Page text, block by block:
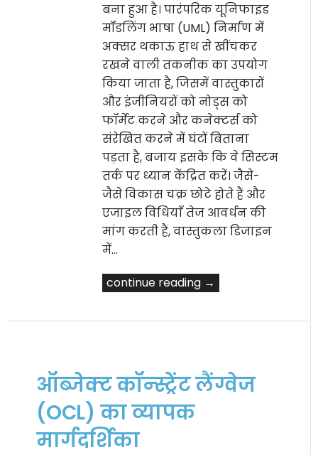
बना हुआ है। पारंपरिक यूनिफाइड
मॉडलिंग भाषा (UML) निर्माण में
अक्सर थकाऊ हाथ से खींचकर
रखने वाली तकनीक का उपयोग
किया जाता है, जिसमें वास्तुकारों
और इंजीनियरों को नोड्स को
फॉर्मेट करने और कनेक्टर्स को
संरेखित करने में घंटों बिताना
पड़ता है, बजाय इसके कि वे सिस्टम
तर्क पर ध्यान केंद्रित करें। जैसे-
जैसे विकास चक्र छोटे होते हैं और
एजाइल विधियाँ तेज आवर्धन की
मांग करती हैं, वास्तुकला डिजाइन
में…
continue reading →
ऑब्जेक्ट कॉन्स्ट्रेंट लैंग्वेज
(OCL) का व्यापक
मार्गदर्शिका